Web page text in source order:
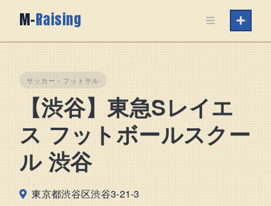
M-Raising
サッカー・フットサル
【渋谷】東急Sレイエ
ス フットボールスクー
ル 渋谷
東京都渋谷区渋谷3-21-3